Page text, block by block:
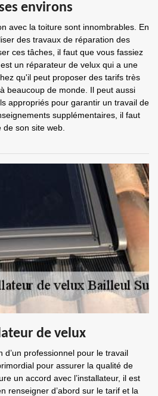
environs
avec la toiture sont innombrables. En
des travaux de réparation des
ces tâches, il faut que vous fassiez
un réparateur de velux qui a une
qu'il peut proposer des tarifs très
beaucoup de monde. Il peut aussi
appropriés pour garantir un travail de
supplémentaires, il faut
son site web.
de velux
d’un professionnel pour le travail
pour assurer la qualité de
un accord avec l’installateur, il est
renseigner d’abord sur le tarif et la